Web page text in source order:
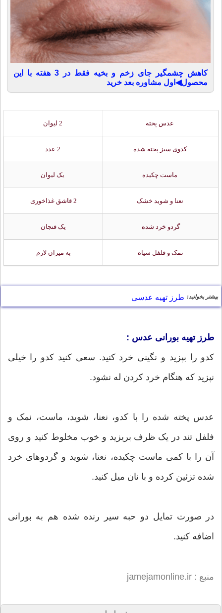
کاهش چشمگیر جای زخم و بخیه فقط در 3 هفته با این
محصول◀اول مشاوره بعد خرید
عدس پخته
کدوی سبز پخته شده
ماست چکیده یک لیوان
نعنا و شوید خشک 2 قاشق غذاخوری
گردو خرد شده یک فنجان
نمک و فلفل سیاه به میزان لازم
بیشتر بخوانید: طرز تهیه عدسی
طرز تهیه بورانی عدس :
کدو را بپزید و نگینی خرد کنید. سعی کنید کدو را خیلی
نپزید که هنگام خرد کردن له نشود.
عدس پخته شده را با کدو، نعنا، شوید، ماست، نمک و
فلفل تند در یک ظرف بریزید و خوب مخلوط کنید و روی
آن را با کمی ماست چکیده، نعنا، شوید و گردوهای خرد
شده تزئین کرده و با نان میل کنید.
در صورت تمایل دو حبه سیر رنده شده هم به بورانی
اضافه کنید.
منبع : jamejamonline.ir